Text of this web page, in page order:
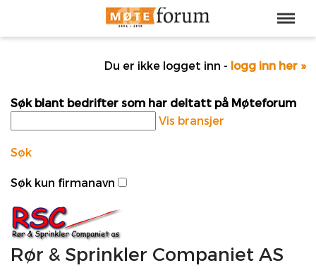
Du er ikke logget inn - logg inn her »
Søk blant bedrifter som har deltatt på Møteforum
Vis bransjer
Søk
Søk kun firmanavn
Rør & Sprinkler Companiet AS